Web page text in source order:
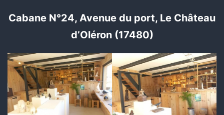
Cabane N°24, Avenue du port, Le Château
d’Oléron (17480)